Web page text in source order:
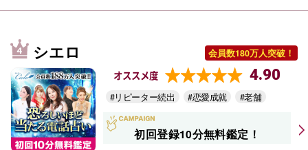
シエロ 会員数180万人突破！
オススメ度 4.90
#リピーター続出 #恋愛成就 #老舗
初回登録10分無料鑑定！